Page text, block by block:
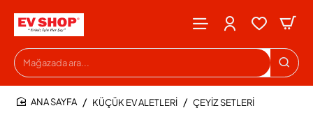
Mağazada
ara...
KÜÇÜK EV ALETLERİ ÇEYİZ SETLERİ